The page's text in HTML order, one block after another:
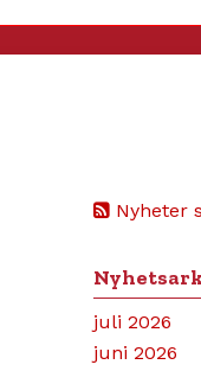
Nyheter
juli 2026
juni 2026